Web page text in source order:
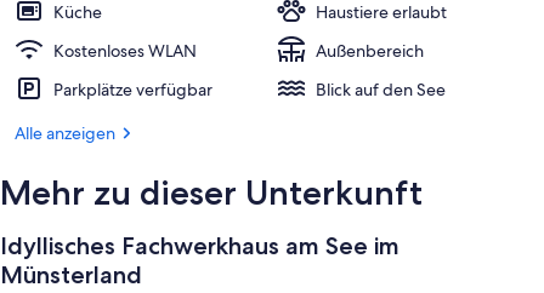
Küche
Haustiere erlaubt
Kostenloses WLAN
Außenbereich
Parkplätze verfügbar
Blick auf den See
Alle anzeigen
Mehr zu dieser Unterkunft
Idyllisches Fachwerkhaus am See im
Münsterland